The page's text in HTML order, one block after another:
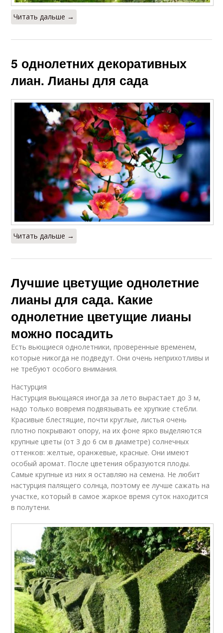
Читать дальше →
5 однолетних декоративных
лиан. Лианы для сада
Читать дальше →
Лучшие цветущие однолетние
лианы для сада. Какие
однолетние цветущие лианы
можно посадить
Есть вьющиеся однолетники, проверенные временем,
которые никогда не подведут. Они очень неприхотливы и
не требуют особого внимания.
Настурция
Настурция вьющаяся иногда за лето вырастает до 3 м,
надо только вовремя подвязывать ее хрупкие стебли.
Красивые блестящие, почти круглые, листья очень
плотно покрывают опору, на их фоне ярко выделяются
крупные цветы (от 3 до 6 см в диаметре) солнечных
оттенков: желтые, оранжевые, красные. Они имеют
особый аромат. После цветения образуются плоды.
Самые крупные из них я оставляю на семена. Не любит
настурция палящего солнца, поэтому ее лучше сажать на
участке, который в самое жаркое время суток находится
в полутени.